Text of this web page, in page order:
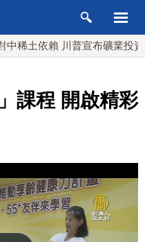
依賴 川普宣布礦業投資20億美
課程 開啟精彩